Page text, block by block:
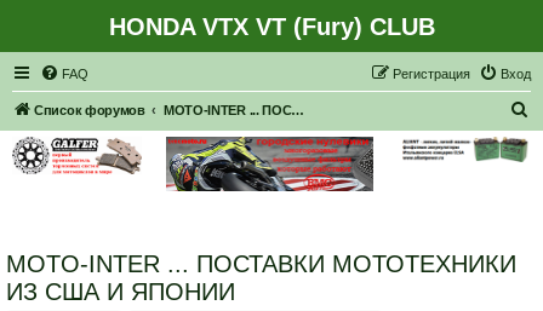
HONDA VTX VT (Fury) CLUB
FAQ Вход
Регистрация
Список форумов MOTO-INTER ... ПОСТАВКИ МОТОТЕХНИКИ ИЗ США И ЯПОНИИ
MOTO-INTER ... ПОСТАВКИ МОТОТЕХНИКИ
ИЗ США И ЯПОНИИ